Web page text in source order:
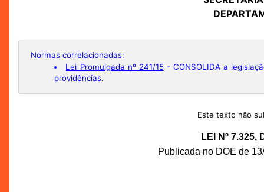
Normas correlacionadas:
Lei Promulgada nº 241/15- CONSOLIDA a
providências.
Este texto não
LEI Nº 7.325,
Publicada no DOE de